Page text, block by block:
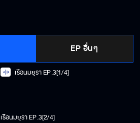
EP อื่นๆ
เรือนมยุรา EP.3[1/4]
เรือนมยุรา EP.3[2/4]